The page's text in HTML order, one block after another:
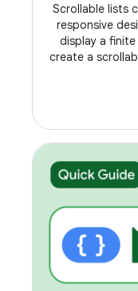
Scrollable lists
responsive
display a
create a